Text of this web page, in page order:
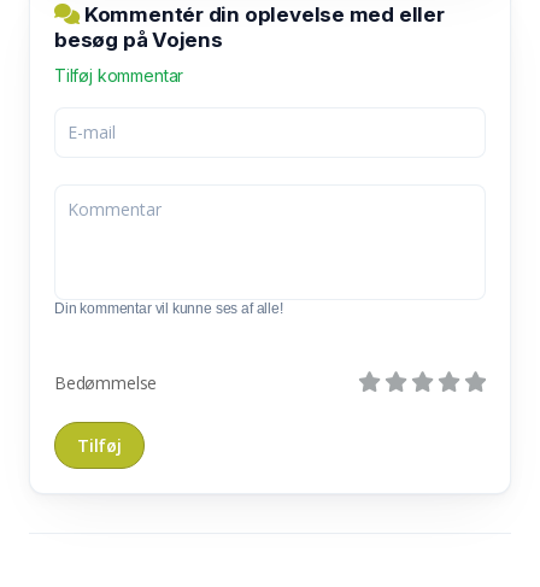
Kommentér din oplevelse med eller
besøg på Vojens
Tilføj kommentar
Din kommentar vil kunne ses af alle!
Bedømmelse